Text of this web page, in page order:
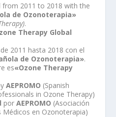
from 2011 to 2018 with the
de Ozonoterapia»
.
Therapy Global
2011 hasta 2018 con el
de Ozonoterapia».
es«Ozone Therapy
AEPROMO (Spanish
in Ozone Therapy)
porAEPROMO (Asociación
Médicos en Ozonoterapia)